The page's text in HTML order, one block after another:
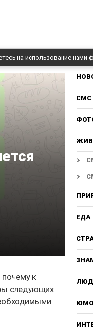
на использование нами
к
следующих
СМС
ЕДА